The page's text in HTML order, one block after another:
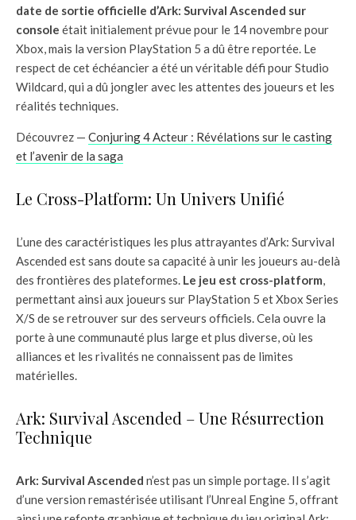
date de sortie officielle d’Ark: Survival Ascended sur
console était initialement prévue pour le 14 novembre pour
Xbox, mais la version PlayStation 5 a dû être reportée. Le
respect de cet échéancier a été un véritable défi pour Studio
Wildcard, qui a dû jongler avec les attentes des joueurs et les
réalités techniques.
Découvrez — Conjuring 4 Acteur : Révélations sur le casting
et l’avenir de la saga
Le Cross-Platform: Un Univers Unifié
L’une des caractéristiques les plus attrayantes d’Ark: Survival
Ascended est sans doute sa capacité à unir les joueurs au-delà
des frontières des plateformes. Le jeu est cross-platform
permettant ainsi aux joueurs sur PlayStation 5 et Xbox Series
X/S de se retrouver sur des serveurs officiels. Cela ouvre la
porte à une communauté plus large et plus diverse, où les
alliances et les rivalités ne connaissent pas de limites
matérielles.
Ark: Survival Ascended – Une Résurrection
Technique
Ark: Survival Ascended n’est pas un simple portage. Il s’agit
d’une version remastérisée utilisant l’Unreal Engine 5, offrant